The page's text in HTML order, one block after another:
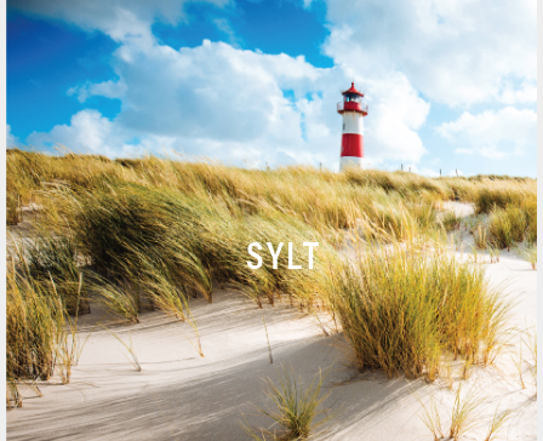
SYLT
+49 (0)4651 / 88 66 – 08
F
+49 (0)4651 / 88 66 – 98
ANRUF
NACHRICHT